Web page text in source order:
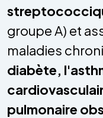
groupe A) et
maladies
diabète,
pulmonaire